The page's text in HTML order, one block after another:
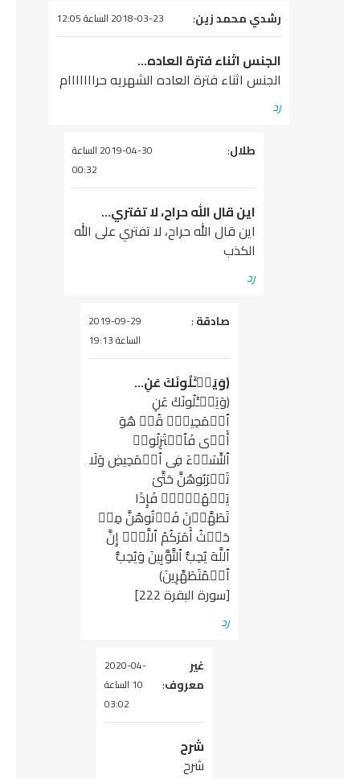
يقول
رشدي محمد زين: 2018-03-23 الساعة 12:05
الجنس اثناء فترة العاده…
الجنس اثناء فترة العاده الشهريه حرااااااام
رد
يقول
طلال:
2019-04-30 الساعة
00:32
اين قال الله حراح، لا تفتري…
اين قال الله حراح، لا تفتري على الله
الكذب
رد
يقول
صادقة:
2019-09-29
الساعة 19:13
(وَیَسۡـَٔلُونَكَ عَنِ…
(وَیَسۡـَٔلُونَكَ عَنِ
ٱلۡمَحِیضِۖ قُلۡ هُوَ
أَذࣰى فَٱعۡتَزِلُوا۟
ٱلنِّسَاۤءَ فِی ٱلۡمَحِیضِ وَلَا
تَقۡرَبُوهُنَّ حَتَّىٰ
یَطۡهُرۡنَۖ فَإِذَا
تَطَهَّرۡنَ فَأۡتُوهُنَّ مِنۡ
حَیۡثُ أَمَرَكُمُ ٱللَّهُۚ إِنَّ
ٱللَّهَ یُحِبُّ ٱلتَّوَّ ٰ⁠بِینَ وَیُحِبُّ
ٱلۡمُتَطَهِّرِینَ)
[سورة البقرة 222]
رد
يقول
غير
معروف:
2020-04-
10 الساعة
03:02
شرح
شرح